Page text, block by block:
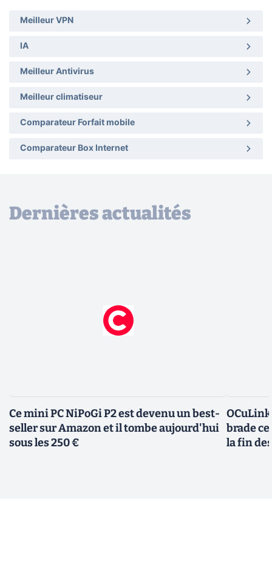
Meilleur VPN
IA
Meilleur Antivirus
Meilleur climatiseur
Comparateur Forfait mobile
Comparateur Box Internet
Dernières actualités
Ce mini PC NiPoGi P2 est devenu un best-
seller sur Amazon et il tombe aujourd'hui
sous les 250 €
brade
la fin